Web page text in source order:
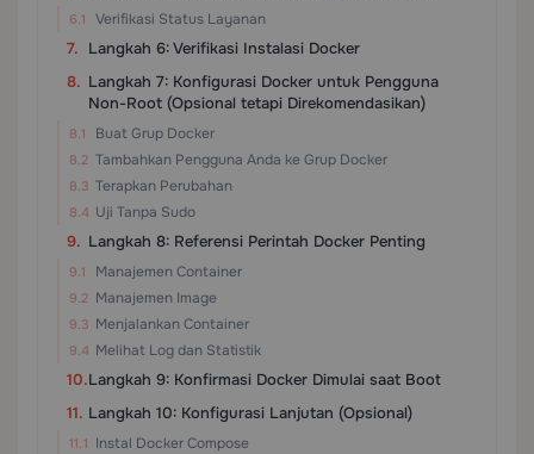
Verifikasi Status Layanan
Langkah 6: Verifikasi Instalasi Docker
Langkah 7: Konfigurasi Docker untuk Pengguna
Non-Root (Opsional tetapi Direkomendasikan)
Buat Grup Docker
Tambahkan Pengguna Anda ke Grup Docker
Terapkan Perubahan
Uji Tanpa Sudo
Langkah 8: Referensi Perintah Docker Penting
Manajemen Container
Manajemen Image
Menjalankan Container
Melihat Log dan Statistik
Langkah 9: Konfirmasi Docker Dimulai saat Boot
Langkah 10: Konfigurasi Lanjutan (Opsional)
Instal Docker Compose